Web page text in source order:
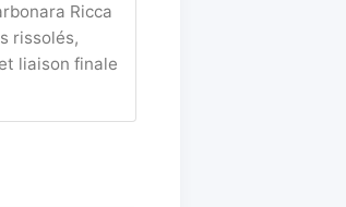
Ricca
rissolés,
liaison finale